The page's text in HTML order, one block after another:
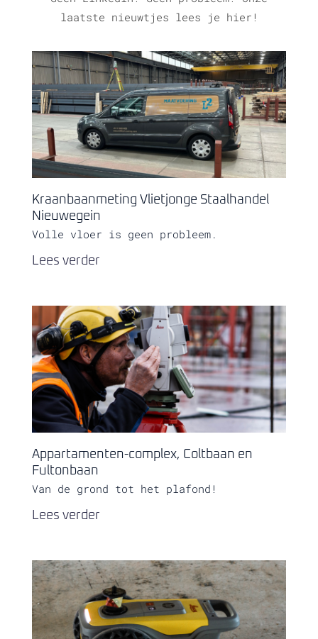
laatste nieuwtjes lees je hier!
Kraanbaanmeting Vlietjonge Staalhandel
Nieuwegein
Volle vloer is geen probleem.
Lees verder
Appartamenten-complex, Coltbaan en
Fultonbaan
Van de grond tot het plafond!
Lees verder